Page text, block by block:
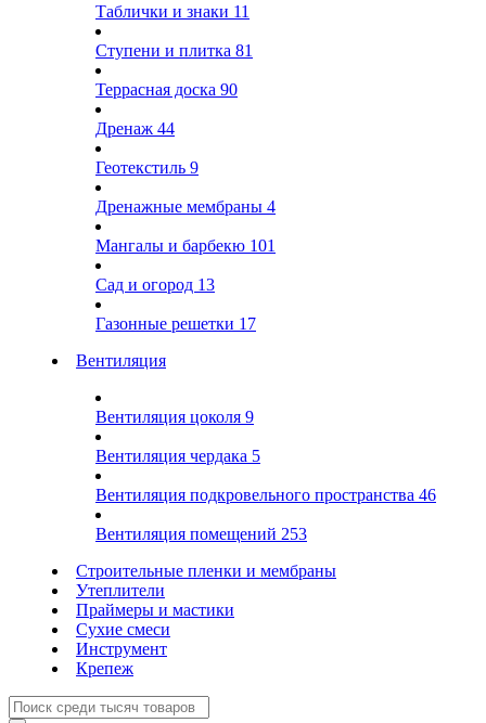
Таблички и знаки 11
Ступени и плитка 81
Террасная доска 90
Дренаж 44
Геотекстиль 9
Дренажные мембраны 4
Мангалы и барбекю 101
Сад и огород 13
Газонные решетки 17
Вентиляция
Вентиляция цоколя 9
Вентиляция чердака 5
Вентиляция подкровельного пространства 46
Вентиляция помещений 253
Строительные пленки и мембраны
Утеплители
Праймеры и мастики
Сухие смеси
Инструмент
Крепеж